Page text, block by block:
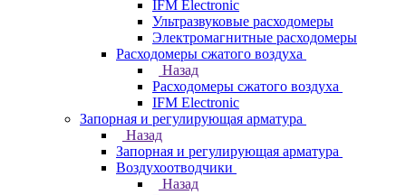
IFM Electronic
Ультразвуковые расходомеры
Электромагнитные расходомеры
Расходомеры сжатого воздуха
Назад
Расходомеры сжатого воздуха
IFM Electronic
Запорная и регулирующая арматура
Назад
Запорная и регулирующая арматура
Воздухоотводчики
Назад